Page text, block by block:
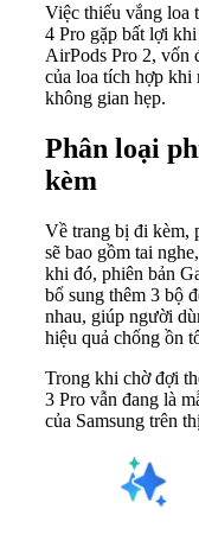
Việc thiếu vắng loa
4 Pro gặp bất lợi
AirPods Pro 2, vốn
của loa tích hợp khi
không gian hẹp.
Phân loại
kèm
Về trang bị đi kèm,
sẽ bao gồm tai
khi đó, phiên bản
bổ sung thêm 3 bộ
nhau, giúp người
hiệu quả chống ồn
Trong khi chờ đợi
3 Pro vẫn đang là
của Samsung trên